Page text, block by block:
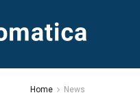
Home News